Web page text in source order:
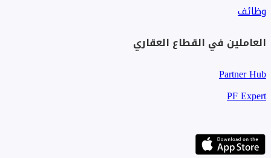
وظائف
العاملين في القطاع العقاري
Partner Hub
PF Expert